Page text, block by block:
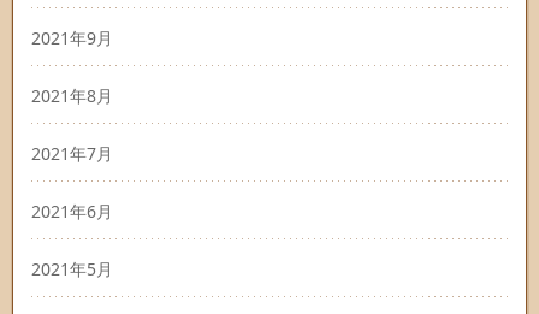
2021年9月
2021年8月
2021年7月
2021年6月
2021年5月